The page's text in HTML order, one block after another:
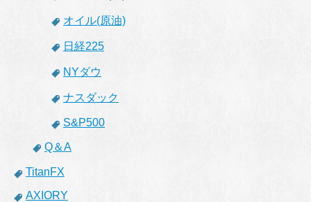
オイル(原油)
日経225
NYダウ
ナスダック
S&P500
Q＆A
TitanFX
AXIORY